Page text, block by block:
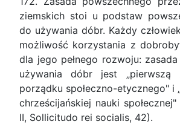
ziemskich stoi u podstaw
do używania dóbr. Każdy
możliwość korzystania z
dla jego pełnego rozwoju:
używania dóbr jest „pierwszą
porządku społeczno-etycznego" i
chrześcijańskiej nauki społecznej"
II, Sollicitudo rei socialis, 42).